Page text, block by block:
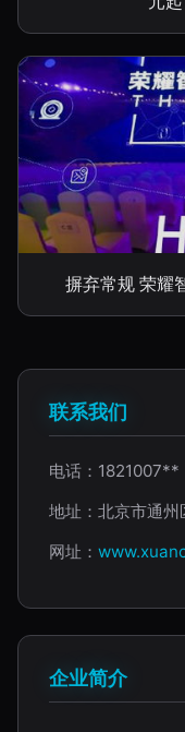
摒弃常规 荣耀
联系我们
电话：1821007**
地址：北京市通州
网址：
企业简介